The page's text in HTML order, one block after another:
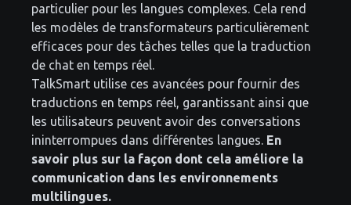
particulier pour les langues complexes. Cela rend
les modèles de transformateurs particulièrement
efficaces pour des tâches telles que la traduction
de chat en temps réel.
TalkSmart utilise ces avancées pour fournir des
traductions en temps réel, garantissant ainsi que
les utilisateurs peuvent avoir des conversations
ininterrompues dans différentes langues. En
savoir plus sur la façon dont cela améliore la
communication dans les environnements
multilingues.